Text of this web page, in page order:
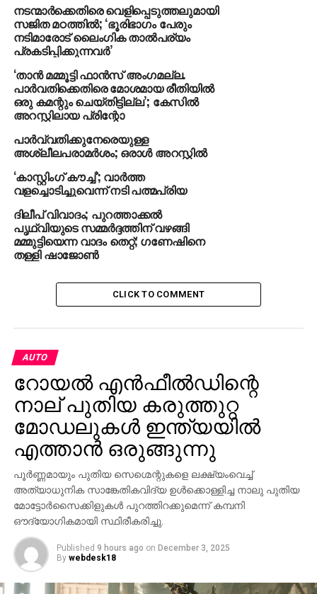
ഇങ്ങനെ:
ഭയം വിതയ്ക്കാനും കൊയ്യാനും നോക്കുന്നത്
ആരാണ്? ആക്രമിക്കപ്പെട്ട ഞങ്ങളുടെ സഹപ്രവർത്തക
പരാതി കൊടുത്തതിനു ശേഷം ഉണ്ടായ
സാഹചര്യങ്ങളിൽ ചിലരെ ചൊടിപ്പിക്കുന്നതെന്താവും?
ഭയത്തെ അതിജീവിക്കാൻ അവൾക്ക് കഴിഞ്ഞു
എന്നതാണു് അവളെയും ഈ സാഹചര്യങ്ങളെയും
സവിശേഷമാക്കുന്നത്.
സ്ത്രീകൾക്ക് നേരെയുള്ള അതിക്രമങ്ങൾ എല്ലാ
നടപ്പിലാക്കിയതും ഈ ഭയത്തെ
ഉപയോഗപ്പെടുത്തിയാണ്.
ഉപയോഗിച്ച് ഭയപ്പെടുത്തി സ്ത്രീകളെ ചൊൽപ്പടിക്കു
നിർത്താം എന്ന ധാരണ സമൂഹത്തിൽ പൊതുവെ ഉണ്ട്.
ഭയം വിതച്ചും കൊയ്തും അതിക്രമം നടത്തി
കൊണ്ടിരുന്ന ഒരു കൂട്ടം ആളുകൾ ഭയത്തെ അതിജീവിച്ച്
ഒരാൾ മുന്നോട്ടു കടന്നു വരുന്നത് കാണുമ്പോൾ
അസ്വസ്ഥരാകും.
കാരണം ഇത്തരത്തിൽ ഒരാൾ മുന്നോട്ട് വരുന്നത് തങ്ങൾ
ഭയപ്പെടുത്തി നിർത്തിയിരിക്കുന്നവർക്ക് മുന്നോട്ട്
വരുന്നതിനും പ്രതികരിച്ചു തുടങ്ങുന്നതിനും
പ്രേരകമാകും എന്ന് അവർക്കറിയാം.
അതു കൊണ്ട് ഭയം വെടിഞ്ഞ് മുന്നോട്ടു വന്നവരെ
എങ്ങിനെ പിറകോട്ടടിക്കാം എന്ന ശ്രമത്തിൽ ഒളിഞ്ഞും
തെളിഞ്ഞും വ്യാപൃതരാണ് ഇവിടെ പലരും.
നടന്മാര്‍ക്കെതിരെ വെളിപ്പെടുത്തലുമായി
സജിത മഠത്തില്‍; ‘ഭൂരിഭാഗം പേരും
നടിമാരോട് ലൈംഗിക താല്‍പര്യം
പ്രകടിപ്പിക്കുന്നവര്‍’
‘താന്‍ മമ്മൂട്ടി ഫാന്‍സ് അംഗമല്ല.
പാര്‍വതിക്കെതിരെ മോശമായ രീതിയില്‍
ഒരു കമന്റും ചെയ്തിട്ടില്ല’; കേസില്‍
അറസ്റ്റിലായ പ്രിന്റോ
പാര്‍വ്വതിക്കുനേരെയുള്ള
അശ്ലീലപരാമര്‍ശം; ഒരാള്‍ അറസ്റ്റില്‍
‘കാസ്റ്റിംഗ് കൗച്ച്’; വാര്‍ത്ത
വളച്ചൊടിച്ചുവെന്ന് നടി പത്മപ്രിയ
ദിലീപ് വിവാദം; പുറത്താക്കല്‍
പൃഥ്വിയുടെ സമ്മര്‍ദ്ദത്തിന് വഴങ്ങി
മമ്മുട്ടിയെന്ന വാദം തെറ്റ്; ഗണേഷിനെ
തള്ളി ഷാജോണ്‍
CLICK TO COMMENT
AUTO
റോയല്‍ എന്‍ഫീല്‍ഡിന്റെ
നാല് പുതിയ കരുത്തുറ്റ
മോഡലുകള്‍ ഇന്ത്യയില്‍
എത്താന്‍ ഒരുങ്ങുന്നു
പൂര്‍ണ്ണമായും പുതിയ സെഗ്മെന്റുകളെ ലക്ഷ്യംവെച്ച്
അത്യാധുനിക സാങ്കേതികവിദ്യ ഉള്‍ക്കൊള്ളിച്ച നാലു പുതിയ
മോട്ടോര്‍സൈക്കിളുകള്‍ പുറത്തിറക്കുമെന്ന് കമ്പനി
ഔദ്യോഗികമായി സ്ഥിരീകരിച്ചു.
Published 9 hours ago on December 3, 2025
By webdesk18